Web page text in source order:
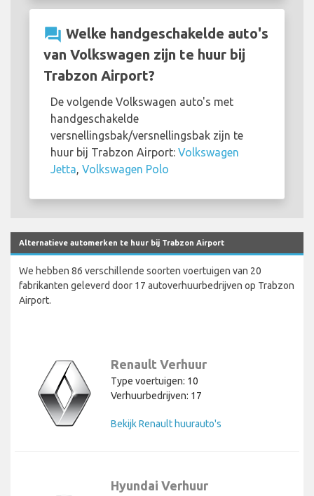
question_answer Welke handgeschakelde auto's
van Volkswagen zijn te huur bij
Trabzon Airport?
De volgende Volkswagen auto's met
handgeschakelde
versnellingsbak/versnellingsbak zijn te
huur bij Trabzon Airport: Volkswagen
Jetta, Volkswagen Polo
Alternatieve automerken te huur bij Trabzon Airport
We hebben 86 verschillende soorten voertuigen van 20
fabrikanten geleverd door 17 autoverhuurbedrijven op Trabzon
Airport.
Renault Verhuur
Type voertuigen: 10
Verhuurbedrijven: 17
Bekijk Renault huurauto's
Hyundai Verhuur